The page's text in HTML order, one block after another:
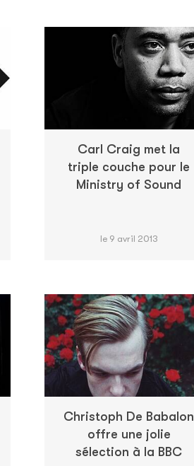
Carl Craig met la
triple couche pour le
Ministry of Sound
le 9 avril 2013
Christoph De Babalon
offre une jolie
sélection à la BBC